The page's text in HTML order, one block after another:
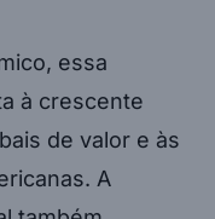
essa
à crescente
de valor e às
A